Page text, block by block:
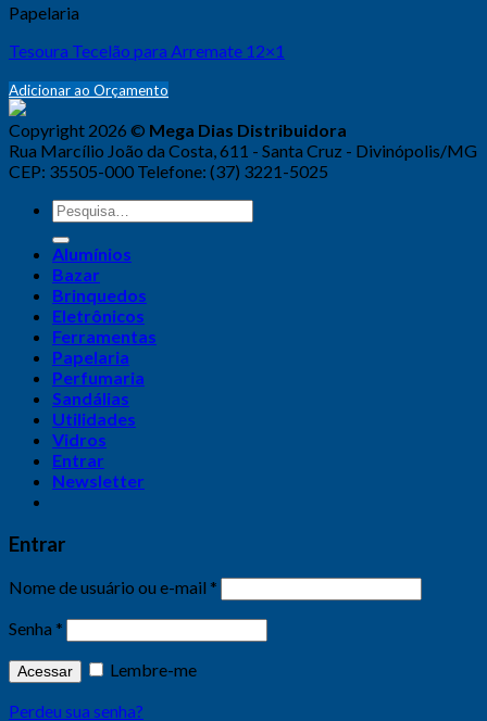
Papelaria
Tesoura Tecelão para Arremate 12×1
Adicionar ao Orçamento
Copyright 2026 © Mega Dias Distribuidora
Rua Marcílio João da Costa, 611 - Santa Cruz - Divinópolis/MG
CEP: 35505-000 Telefone: (37) 3221-5025
Alumínios
Bazar
Brinquedos
Eletrônicos
Ferramentas
Papelaria
Perfumaria
Sandálias
Utilidades
Vidros
Entrar
Newsletter
Entrar
Nome de usuário ou e-mail *
Senha *
Acessar
Lembre-me
Perdeu sua senha?